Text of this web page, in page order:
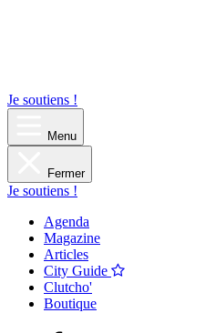
Je soutiens !
Menu
Fermer
Je soutiens !
Agenda
Magazine
Articles
City Guide
Clutcho'
Boutique